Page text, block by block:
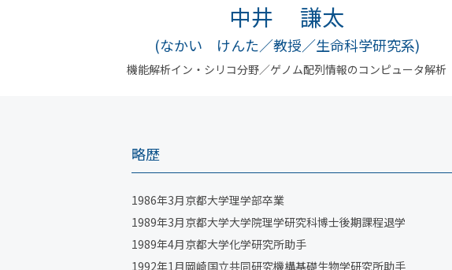
中井 謙太
(なかい けんた／教授／生命科学研究系)
機能解析イン・シリコ分野／ゲノム配列情報のコンピュータ解析
略歴
1986年3月京都大学理学部卒業
1989年3月京都大学大学院理学研究科博士後期課程退学
1989年4月京都大学化学研究所助手
1992年1月岡崎国立共同研究機構基礎生物学研究所助手